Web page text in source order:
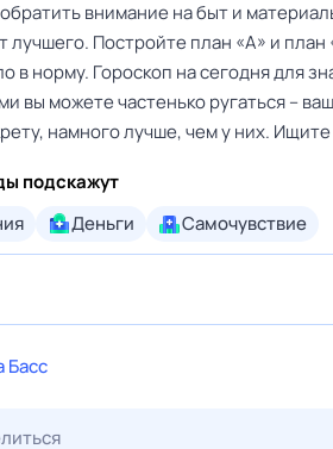
внимание на быт и
лучшего. Постройте план «А» и план
в норму. Гороскоп на сегодня для
вы можете частенько ругаться –
намного лучше, чем у них.
подскажут
Деньги Самочувствие
Басс